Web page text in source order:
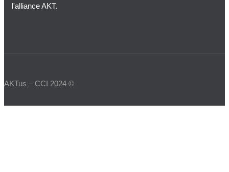
l'alliance AKT.
AKTus – CCI 2024 ©